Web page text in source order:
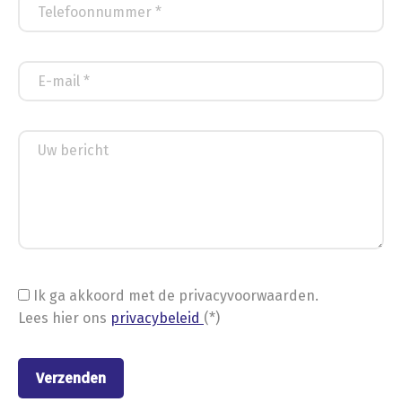
Ik ga akkoord met de privacyvoorwaarden.
Lees hier ons privacybeleid (*)